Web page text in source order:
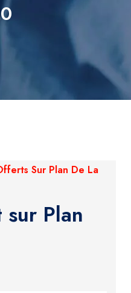
Sur Plan De La
Plan